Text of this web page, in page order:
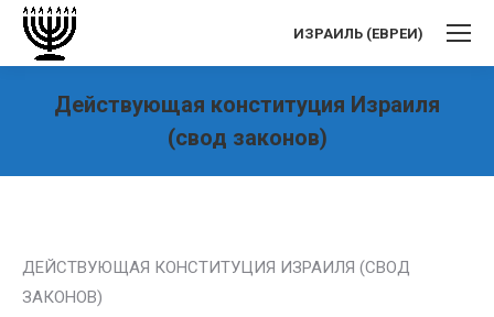
ИЗРАИЛЬ (ЕВРЕИ)
Действующая конституция Израиля
(свод законов)
ДЕЙСТВУЮЩАЯ КОНСТИТУЦИЯ ИЗРАИЛЯ (СВОД
ЗАКОНОВ)